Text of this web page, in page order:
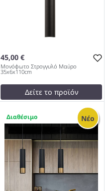
45,00 €
Μονόφωτο Στρογγυλό Μαύρο
35x6x110cm
Δείτε το προϊόν
testFalse
Μαύρο 35x6x110cm 979
Νέο